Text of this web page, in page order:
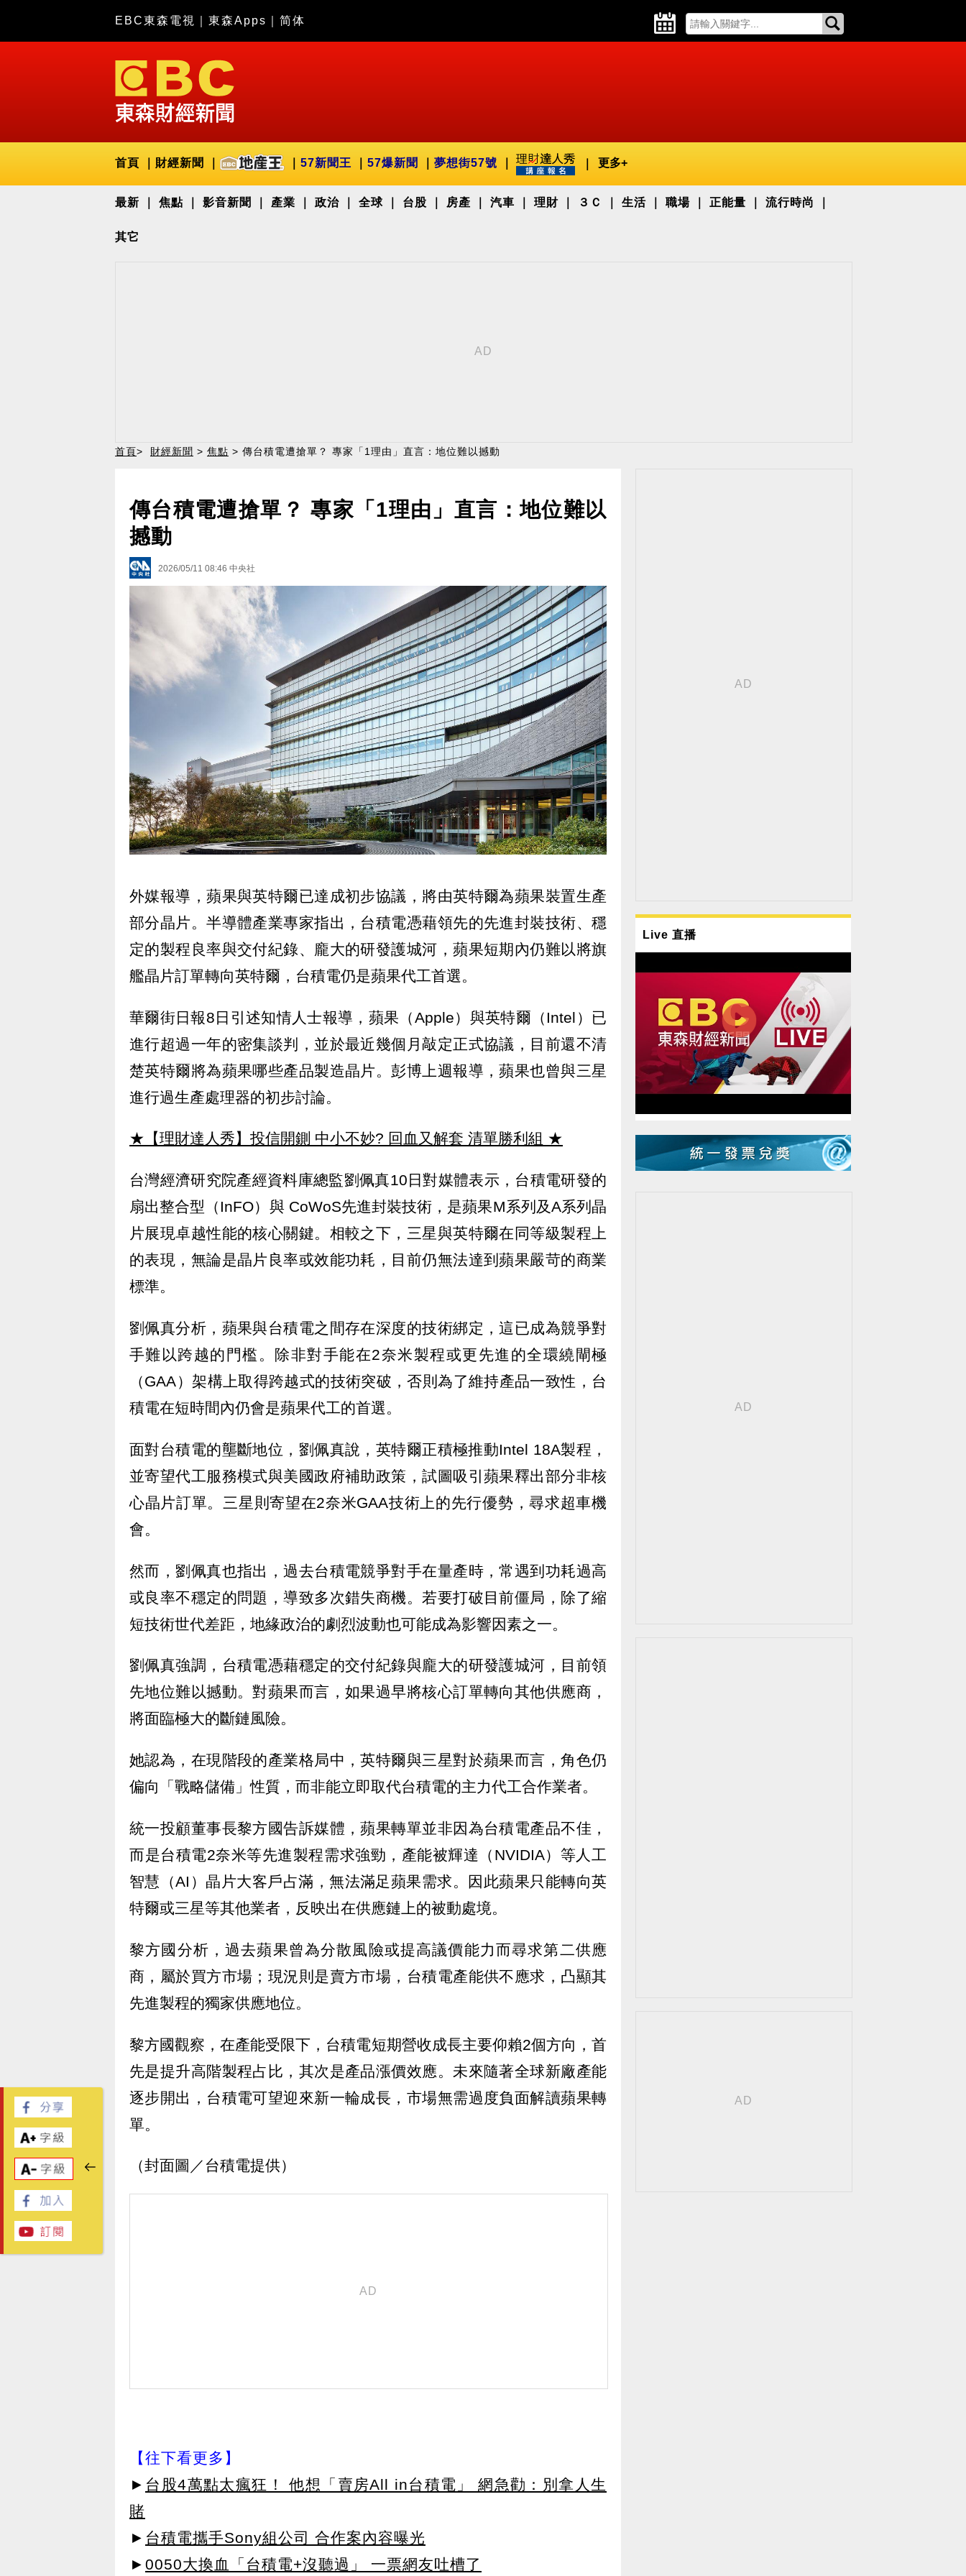
EBC東森電視 東森Apps 简体
首頁 財經新聞 57新聞王 57爆新聞 夢想街57號 更多+
最新 焦點 影音新聞 產業 政治 全球 台股 房產 汽車 理財 ３Ｃ 生活 職場 正能量 流行時尚
其它
首頁> 財經新聞 > 焦點 > 傳台積電遭搶單？ 專家「1理由」直言：地位難以撼動
傳台積電遭搶單？ 專家「1理由」直言：地位難以
撼動
2026/05/11 08:46 中央社
外媒報導，蘋果與英特爾已達成初步協議，將由英特爾為蘋果裝置生產
部分晶片。半導體產業專家指出，台積電憑藉領先的先進封裝技術、穩
定的製程良率與交付紀錄、龐大的研發護城河，蘋果短期內仍難以將旗
艦晶片訂單轉向英特爾，台積電仍是蘋果代工首選。
華爾街日報8日引述知情人士報導，蘋果（Apple）與英特爾（Intel）已
進行超過一年的密集談判，並於最近幾個月敲定正式協議，目前還不清
楚英特爾將為蘋果哪些產品製造晶片。彭博上週報導，蘋果也曾與三星
進行過生產處理器的初步討論。
★【理財達人秀】投信開鍘 中小不妙? 回血又解套 清單勝利組 ★
台灣經濟研究院產經資料庫總監劉佩真10日對媒體表示，台積電研發的
扇出整合型（InFO）與 CoWoS先進封裝技術，是蘋果M系列及A系列晶
片展現卓越性能的核心關鍵。相較之下，三星與英特爾在同等級製程上
的表現，無論是晶片良率或效能功耗，目前仍無法達到蘋果嚴苛的商業
標準。
劉佩真分析，蘋果與台積電之間存在深度的技術綁定，這已成為競爭對
手難以跨越的門檻。除非對手能在2奈米製程或更先進的全環繞閘極
（GAA）架構上取得跨越式的技術突破，否則為了維持產品一致性，台
積電在短時間內仍會是蘋果代工的首選。
面對台積電的壟斷地位，劉佩真說，英特爾正積極推動Intel 18A製程，
並寄望代工服務模式與美國政府補助政策，試圖吸引蘋果釋出部分非核
心晶片訂單。三星則寄望在2奈米GAA技術上的先行優勢，尋求超車機
會。
然而，劉佩真也指出，過去台積電競爭對手在量產時，常遇到功耗過高
或良率不穩定的問題，導致多次錯失商機。若要打破目前僵局，除了縮
短技術世代差距，地緣政治的劇烈波動也可能成為影響因素之一。
劉佩真強調，台積電憑藉穩定的交付紀錄與龐大的研發護城河，目前領
先地位難以撼動。對蘋果而言，如果過早將核心訂單轉向其他供應商，
將面臨極大的斷鏈風險。
她認為，在現階段的產業格局中，英特爾與三星對於蘋果而言，角色仍
偏向「戰略儲備」性質，而非能立即取代台積電的主力代工合作業者。
統一投顧董事長黎方國告訴媒體，蘋果轉單並非因為台積電產品不佳，
而是台積電2奈米等先進製程需求強勁，產能被輝達（NVIDIA）等人工
智慧（AI）晶片大客戶占滿，無法滿足蘋果需求。因此蘋果只能轉向英
特爾或三星等其他業者，反映出在供應鏈上的被動處境。
黎方國分析，過去蘋果曾為分散風險或提高議價能力而尋求第二供應
商，屬於買方市場；現況則是賣方市場，台積電產能供不應求，凸顯其
先進製程的獨家供應地位。
黎方國觀察，在產能受限下，台積電短期營收成長主要仰賴2個方向，首
先是提升高階製程占比，其次是產品漲價效應。未來隨著全球新廠產能
逐步開出，台積電可望迎來新一輪成長，市場無需過度負面解讀蘋果轉
單。
（封面圖／台積電提供）
【往下看更多】
► 台股4萬點太瘋狂！ 他想「賣房All in台積電」 網急勸：別拿人生
賭
► 台積電攜手Sony組公司 合作案內容曝光
► 0050大換血「台積電+沒聽過」 一票網友吐槽了
Live 直播